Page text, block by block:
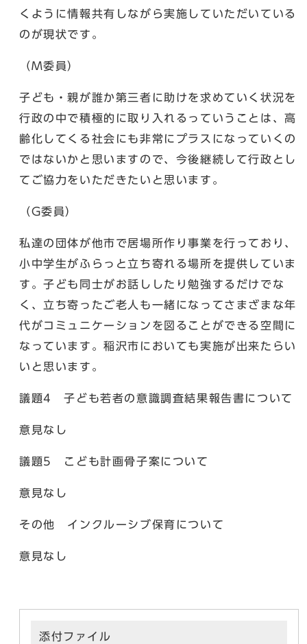
くように情報共有しながら実施していただいている
のが現状です。
（M委員）
子ども・親が誰か第三者に助けを求めていく状況を
行政の中で積極的に取り入れるっていうことは、高
齢化してくる社会にも非常にプラスになっていくの
ではないかと思いますので、今後継続して行政とし
てご協力をいただきたいと思います。
（G委員）
私達の団体が他市で居場所作り事業を行っており、
小中学生がふらっと立ち寄れる場所を提供していま
す。子ども同士がお話ししたり勉強するだけでな
く、立ち寄ったご老人も一緒になってさまざまな年
代がコミュニケーションを図ることができる空間に
なっています。稲沢市においても実施が出来たらい
いと思います。
議題4 子ども若者の意識調査結果報告書について
意見なし
議題5 こども計画骨子案について
意見なし
その他 インクルーシブ保育について
意見なし
添付ファイル